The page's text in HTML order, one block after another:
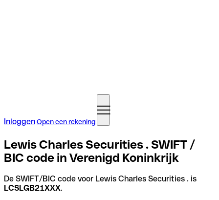
InloggenOpen een rekening
Lewis Charles Securities . SWIFT /
BIC code in Verenigd Koninkrijk
De SWIFT/BIC code voor Lewis Charles Securities . is
LCSLGB21XXX.